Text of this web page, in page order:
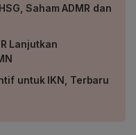
Saham ADMR dan
Lanjutkan
untuk IKN, Terbaru